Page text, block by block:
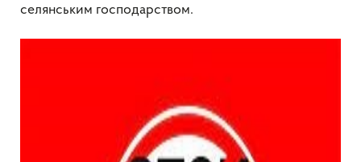
селянським господарством.